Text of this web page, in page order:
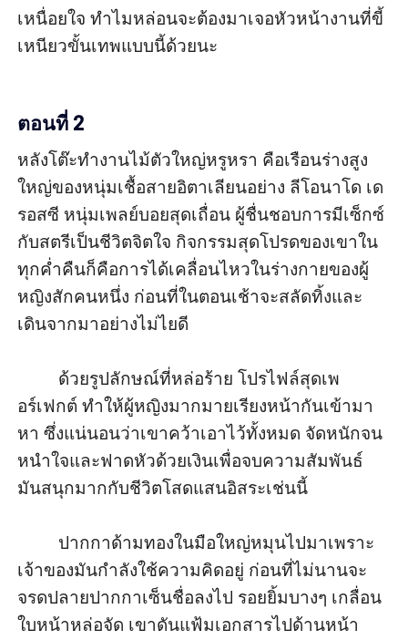
เหนื่อยใจ ทำไมหล่อนจะต้องมาเจอหัวหน้างานที่ขี้
เหนียวขั้นเทพแบบนี้ด้วยนะ
ตอนที่ 2
หลังโต๊ะทำงานไม้ตัวใหญ่หรูหรา คือเรือนร่างสูง
ใหญ่ของหนุ่มเชื้อสายอิตาเลียนอย่าง ลีโอนาโด เด
รอสซี หนุ่มเพลย์บอยสุดเถื่อน ผู้ชื่นชอบการมีเซ็กซ์
กับสตรีเป็นชีวิตจิตใจ กิจกรรมสุดโปรดของเขาใน
ทุกค่ำคืนก็คือการได้เคลื่อนไหวในร่างกายของผู้
หญิงสักคนหนึ่ง ก่อนที่ในตอนเช้าจะสลัดทิ้งและ
เดินจากมาอย่างไม่ไยดี
ด้วยรูปลักษณ์ที่หล่อร้าย โปรไฟล์สุดเพ
อร์เฟกต์ ทำให้ผู้หญิงมากมายเรียงหน้ากันเข้ามา
หา ซึ่งแน่นอนว่าเขาคว้าเอาไว้ทั้งหมด จัดหนักจน
หนำใจและฟาดหัวด้วยเงินเพื่อจบความสัมพันธ์
มันสนุกมากกับชีวิตโสดแสนอิสระเช่นนี้
ปากกาด้ามทองในมือใหญ่หมุนไปมาเพราะ
เจ้าของมันกำลังใช้ความคิดอยู่ ก่อนที่ไม่นานจะ
จรดปลายปากกาเซ็นชื่อลงไป รอยยิ้มบางๆ เกลื่อน
ใบหน้าหล่อจัด เขาดันแฟ้มเอกสารไปด้านหน้า